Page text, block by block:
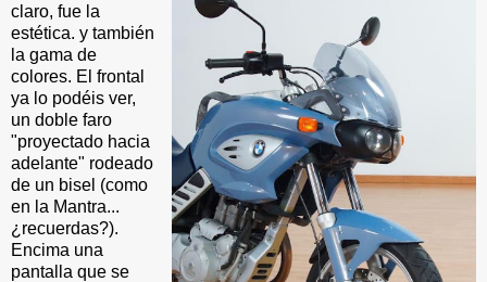
claro, fue la
estética. y también
la gama de
colores. El frontal
ya lo podéis ver,
un doble faro
"proyectado hacia
adelante" rodeado
de un bisel (como
en la Mantra...
¿recuerdas?).
Encima una
pantalla que se